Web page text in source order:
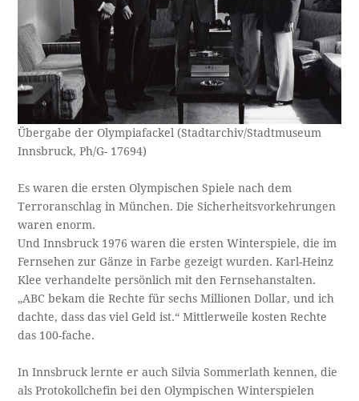
Übergabe der Olympiafackel (Stadtarchiv/Stadtmuseum
Innsbruck, Ph/G- 17694)
Es waren die ersten Olympischen Spiele nach dem
Terroranschlag in München. Die Sicherheitsvorkehrungen
waren enorm.
Und Innsbruck 1976 waren die ersten Winterspiele, die im
Fernsehen zur Gänze in Farbe gezeigt wurden. Karl-Heinz
Klee verhandelte persönlich mit den Fernsehanstalten.
„ABC bekam die Rechte für sechs Millionen Dollar, und ich
dachte, dass das viel Geld ist.“ Mittlerweile kosten Rechte
das 100-fache.
In Innsbruck lernte er auch Silvia Sommerlath kennen, die
als Protokollchefin bei den Olympischen Winterspielen